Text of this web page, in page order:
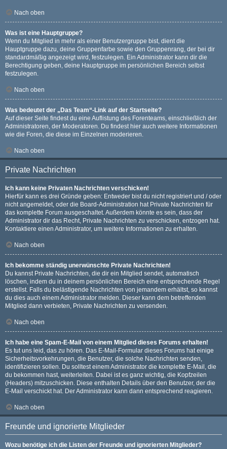
Nach oben
Was ist eine Hauptgruppe?
Wenn du Mitglied in mehr als einer Benutzergruppe bist, dient die
Hauptgruppe dazu, deine Gruppenfarbe sowie den Gruppenrang, der bei dir
standardmäßig angezeigt wird, festzulegen. Ein Administrator kann dir die
Berechtigung geben, deine Hauptgruppe im persönlichen Bereich selbst
festzulegen.
Nach oben
Was bedeutet der „Das Team“-Link auf der Startseite?
Auf dieser Seite findest du eine Auflistung des Forenteams, einschließlich der
Administratoren, der Moderatoren. Du findest hier auch weitere Informationen
wie die Foren, die diese im Einzelnen moderieren.
Nach oben
Private Nachrichten
Ich kann keine Privaten Nachrichten verschicken!
Hierfür kann es drei Gründe geben: Entweder bist du nicht registriert und / oder
nicht angemeldet, oder die Board-Administration hat Private Nachrichten für
das komplette Forum ausgeschaltet. Außerdem könnte es sein, dass der
Administrator dir das Recht, Private Nachrichten zu verschicken, entzogen hat.
Kontaktiere einen Administrator, um weitere Informationen zu erhalten.
Nach oben
Ich bekomme ständig unerwünschte Private Nachrichten!
Du kannst Private Nachrichten, die dir ein Mitglied sendet, automatisch
löschen, indem du in deinem persönlichen Bereich eine entsprechende Regel
erstellst. Falls du belästigende Nachrichten von jemandem erhältst, so kannst
du dies auch einem Administrator melden. Dieser kann dem betreffenden
Mitglied dann verbieten, Private Nachrichten zu versenden.
Nach oben
Ich habe eine Spam-E-Mail von einem Mitglied dieses Forums erhalten!
Es tut uns leid, das zu hören. Das E-Mail-Formular dieses Forums hat einige
Sicherheitsvorkehrungen, die Benutzer, die solche Nachrichten senden,
identifizieren sollen. Du solltest einem Administrator die komplette E-Mail, die
du bekommen hast, weiterleiten. Dabei ist es ganz wichtig, die Kopfzeilen
(Headers) mitzuschicken. Diese enthalten Details über den Benutzer, der die
E-Mail verschickt hat. Der Administrator kann dann entsprechend reagieren.
Nach oben
Freunde und ignorierte Mitglieder
Wozu benötige ich die Listen der Freunde und ignorierten Mitglieder?